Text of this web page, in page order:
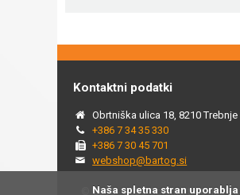
Kontaktni podatki
Obrtniška ulica 18, 8210 Trebnje
+386 7 34 35 330
+386 7 30 45 701
webshop@bartog.si
© 2015 - 2025 Spletna trgovina
Naša spletna stran